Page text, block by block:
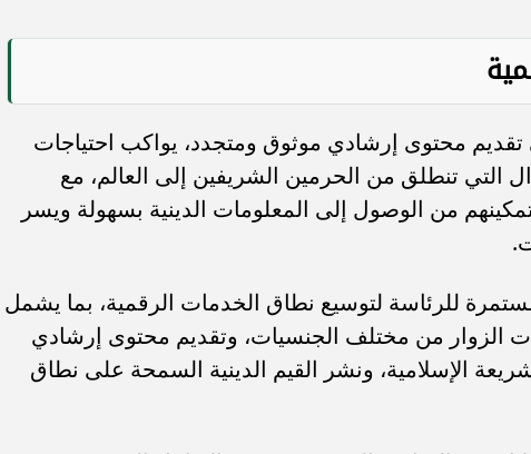
تقديم محتوى إرشادي موثوق ومتجدد، يواكب احتياجات
التي تنطلق من الحرمين الشريفين إلى العالم، مع
من الوصول إلى المعلومات الدينية بسهولة ويسر
للرئاسة لتوسيع نطاق الخدمات الرقمية، بما يشمل
الزوار من مختلف الجنسيات، وتقديم محتوى إرشادي
الإسلامية، ونشر القيم الدينية السمحة على نطاق
مؤشر السوق السعودية يتراجع 0.12% عند
ضغوط من قطاع النقل
”الأهلي السعودي” يعتزم استرداد صكوك
إضافية من الفئة الأولى بقيمة 1.25 مليار...